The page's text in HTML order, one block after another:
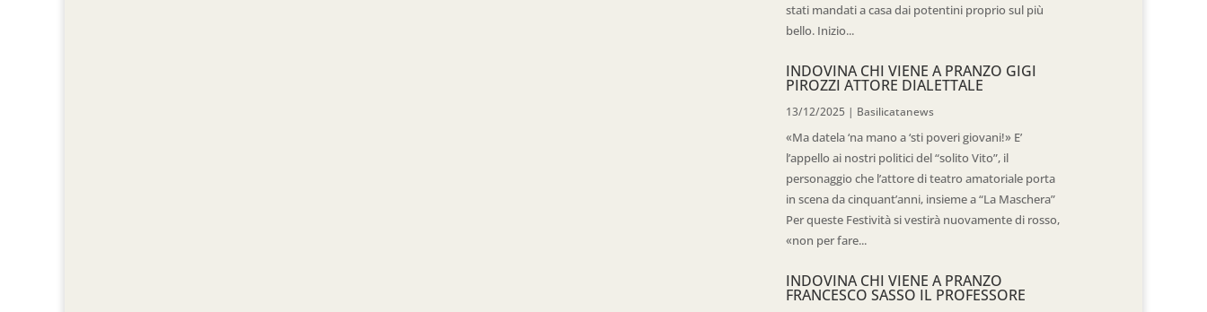
stati mandati a casa dai potentini proprio sul più
bello. Inizio...
INDOVINA CHI VIENE A PRANZO GIGI
PIROZZI ATTORE DIALETTALE
13/12/2025 | Basilicatanews
«Ma datela ‘na mano a ‘sti poveri giovani!» E’
l’appello ai nostri politici del “solito Vito”, il
personaggio che l’attore di teatro amatoriale porta
in scena da cinquant’anni, insieme a “La Maschera”
Per queste Festività si vestirà nuovamente di rosso,
«non per fare...
INDOVINA CHI VIENE A PRANZO
FRANCESCO SASSO IL PROFESSORE